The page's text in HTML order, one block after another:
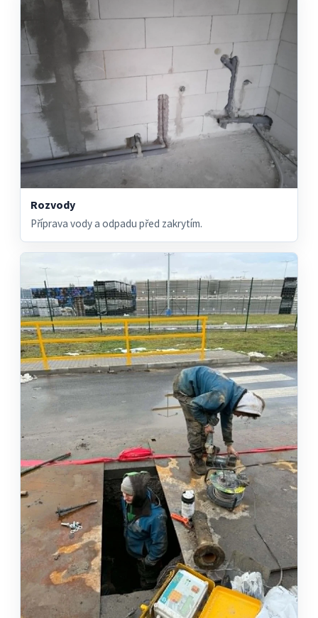
Rozvody
Příprava vody a odpadu před zakrytím.